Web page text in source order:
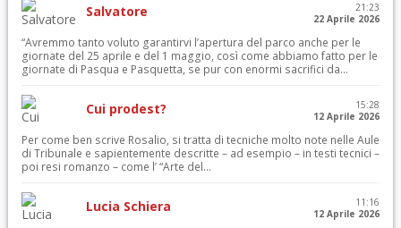
Salvatore
21:23
22 Aprile 2026
“Avremmo tanto voluto garantirvi l’apertura del parco anche per le
giornate del 25 aprile e del 1 maggio, così come abbiamo fatto per le
giornate di Pasqua e Pasquetta, se pur con enormi sacrifici da...
Cui prodest?
15:28
12 Aprile 2026
Per come ben scrive Rosalio, si tratta di tecniche molto note nelle Aule
di Tribunale e sapientemente descritte – ad esempio – in testi tecnici –
poi resi romanzo – come l’ “Arte del...
Lucia Schiera
11:16
12 Aprile 2026